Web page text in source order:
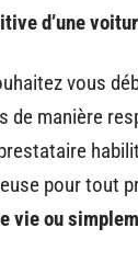
d’une
vous
de manière
pour tout
vie ou